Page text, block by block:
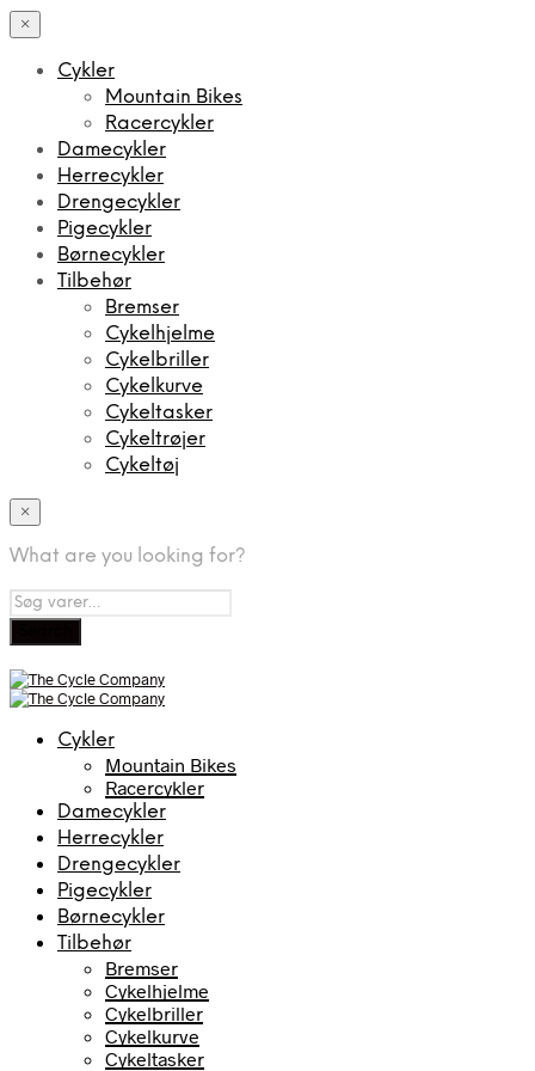
×
Cykler
Mountain Bikes
Racercykler
Damecykler
Herrecykler
Drengecykler
Pigecykler
Børnecykler
Tilbehør
Bremser
Cykelhjelme
Cykelbriller
Cykelkurve
Cykeltasker
Cykeltrøjer
Cykeltøj
×
What are you looking for?
Cykler
Mountain Bikes
Racercykler
Damecykler
Herrecykler
Drengecykler
Pigecykler
Børnecykler
Tilbehør
Bremser
Cykelhjelme
Cykelbriller
Cykelkurve
Cykeltasker